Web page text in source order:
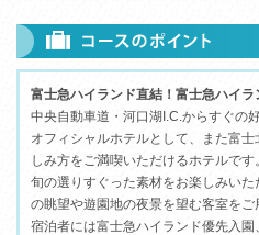
富士急ハイランド直結！富士急ハイ
中央自動車道・河口湖I.C.からすぐの
オフィシャルホテルとして、また富
しみ方をご満喫いただけるホテルです。
旬の選りすぐった素材をお楽しみい
の眺望や遊園地の夜景を望む客室をご
宿泊者には富士急ハイランド優先入